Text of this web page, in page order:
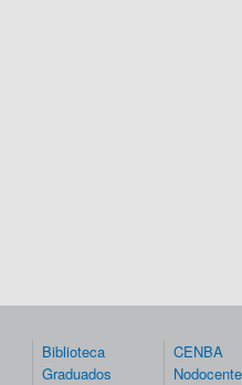
Biblioteca
Graduados
CENBA